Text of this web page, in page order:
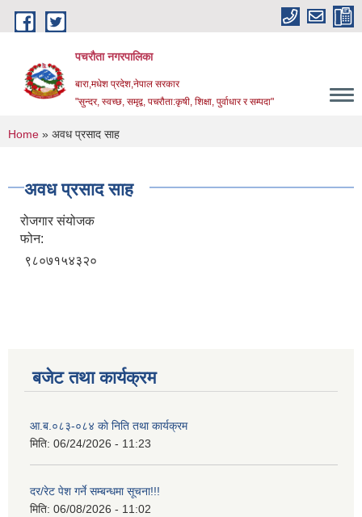
Skip to main content
पचरौता नगरपालिका
बारा,मधेश प्रदेश,नेपाल सरकार
"सुन्दर, स्वच्छ, समृद्व, पचरौता:कृषी, शिक्षा, पुर्वाधार र सम्पदा"
You are here
Home » अवध प्रसाद साह
अवध प्रसाद साह
रोजगार संयोजक
फोन:
९८०७१५४३२०
बजेट तथा कार्यक्रम
आ.ब.०८३-०८४ काे निति तथा कार्यक्रम
मिति: 06/24/2026 - 11:23
दर/रेट पेश गर्ने सम्बन्धमा सूचना!!!
मिति: 06/08/2026 - 11:02